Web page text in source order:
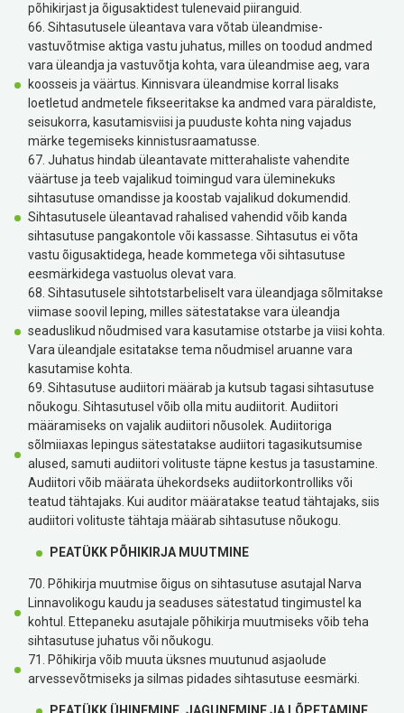
põhikirjast ja õigusaktidest tulenevaid piiranguid.
66. Sihtasutusele üleantava vara võtab üleandmise-
vastuvõtmise aktiga vastu juhatus, milles on toodud andmed
vara üleandja ja vastuvõtja kohta, vara üleandmise aeg, vara
koosseis ja väärtus. Kinnisvara üleandmise korral lisaks
loetletud andmetele fikseeritakse ka andmed vara päraldiste,
seisukorra, kasutamisviisi ja puuduste kohta ning vajadus
märke tegemiseks kinnistusraamatusse.
67. Juhatus hindab üleantavate mitterahaliste vahendite
väärtuse ja teeb vajalikud toimingud vara üleminekuks
sihtasutuse omandisse ja koostab vajalikud dokumendid.
Sihtasutusele üleantavad rahalised vahendid võib kanda
sihtasutuse pangakontole või kassasse. Sihtasutus ei võta
vastu õigusaktidega, heade kommetega või sihtasutuse
eesmärkidega vastuolus olevat vara.
68. Sihtasutusele sihtotstarbeliselt vara üleandjaga sõlmitakse
viimase soovil leping, milles sätestatakse vara üleandja
seaduslikud nõudmised vara kasutamise otstarbe ja viisi kohta.
Vara üleandjale esitatakse tema nõudmisel aruanne vara
kasutamise kohta.
69. Sihtasutuse audiitori määrab ja kutsub tagasi sihtasutuse
nõukogu. Sihtasutusel võib olla mitu audiitorit. Audiitori
määramiseks on vajalik audiitori nõusolek. Audiitoriga
sõlmiiaxas lepingus sätestatakse audiitori tagasikutsumise
alused, samuti audiitori volituste täpne kestus ja tasustamine.
Audiitori võib määrata ühekordseks audiitorkontrolliks või
teatud tähtajaks. Kui auditor määratakse teatud tähtajaks, siis
audiitori volituste tähtaja määrab sihtasutuse nõukogu.
PEATÜKK PÕHIKIRJA MUUTMINE
70. Põhikirja muutmise õigus on sihtasutuse asutajal Narva
Linnavolikogu kaudu ja seaduses sätestatud tingimustel ka
kohtul. Ettepaneku asutajale põhikirja muutmiseks võib teha
sihtasutuse juhatus või nõukogu.
71. Põhikirja võib muuta üksnes muutunud asjaolude
arvessevõtmiseks ja silmas pidades sihtasutuse eesmärki.